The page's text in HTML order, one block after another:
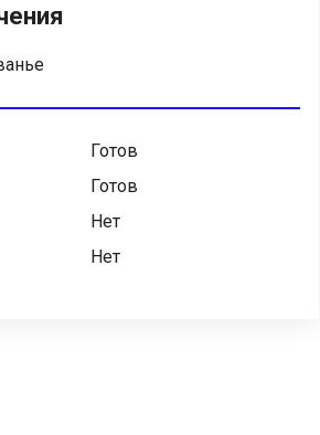
Готов
Готов
Нет
Нет